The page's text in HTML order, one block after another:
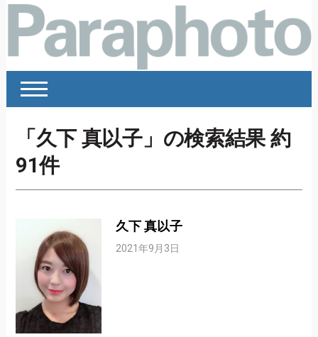
「久下 真以子」の検索結果 約
91件
久下 真以子
2021年9月3日